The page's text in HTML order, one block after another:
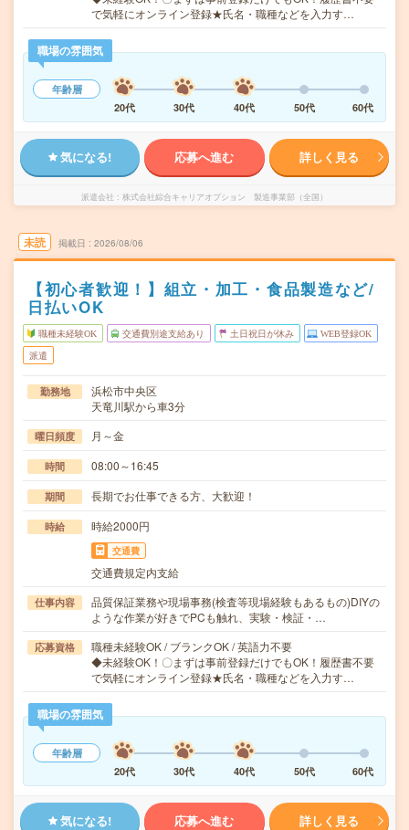
で気軽にオンライン登録★氏名・職種などを入力す…
職場の雰囲気
年齢層
20代
30代 40代 50代 60代
気になる! 応募へ進む 詳しく見る
派遣会社 株式会社綜合キャリアオプション 製造事業部（全国）
未読 掲載日 2026/08/06
【初心者歓迎！】組立・加工・食品製造など/
日払いOK
職種未経験OK 交通費別途支給あり 土日祝日が休み WEB登録OK
派遣
勤務地
浜松市中央区
天竜川駅から車3分
曜日頻度 月～金
時間 08:00～16:45
期間 長期でお仕事できる方、大歓迎！
時給 時給2000円
交通費
交通費規定内支給
仕事内容
品質保証業務や現場事務(検査等現場経験もあるもの)DIYの
ような作業が好きでPCも触れ、実験・検証・…
応募資格
職種未経験OK / ブランクOK / 英語力不要
◆未経験OK！〇まずは事前登録だけでもOK！履歴書不要
で気軽にオンライン登録★氏名・職種などを入力す…
職場の雰囲気
年齢層
20代
30代 40代 50代 60代
気になる! 応募へ進む 詳しく見る